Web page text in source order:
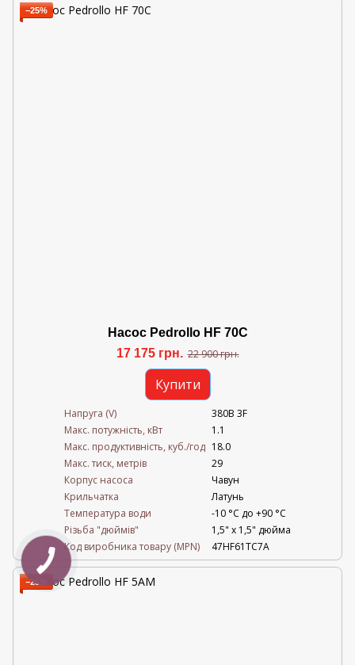
−25%
Насос Pedrollo HF 70C
17 175 грн. 22 900 грн.
Купити
Напруга (V)
380В 3F
Mакс. потужність, кВт
1.1
Mакс. продуктивність, куб./год 18.0
Maкс. тиск, метрів
29
Корпус насоса
Чавун
Крильчатка
Латунь
Температура води
-10 °C до +90 °C
Різьба "дюймів"
1,5" х 1,5" дюйма
Код виробника товару (MPN)
47HF61TC7A
−25%